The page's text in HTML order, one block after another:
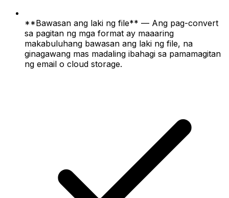
**Bawasan ang laki ng file** — Ang pag-convert
sa pagitan ng mga format ay maaaring
makabuluhang bawasan ang laki ng file, na
ginagawang mas madaling ibahagi sa pamamagitan
ng email o cloud storage.